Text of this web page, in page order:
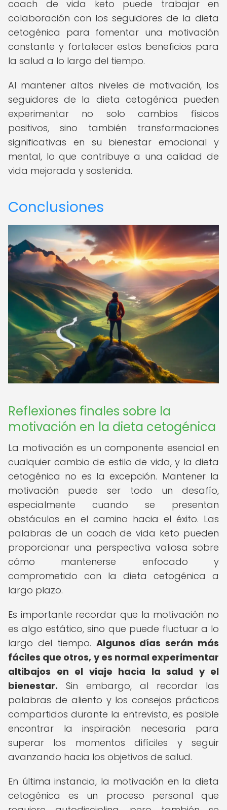
coach de vida keto puede trabajar en
colaboración con los seguidores de la dieta
cetogénica para fomentar una motivación
constante y fortalecer estos beneficios para
la salud a lo largo del tiempo.
Al mantener altos niveles de motivación, los
seguidores de la dieta cetogénica pueden
experimentar no solo cambios físicos
positivos, sino también transformaciones
significativas en su bienestar emocional y
mental, lo que contribuye a una calidad de
vida mejorada y sostenida.
Conclusiones
Reflexiones finales sobre la
motivación en la dieta cetogénica
La motivación es un componente esencial en
cualquier cambio de estilo de vida, y la dieta
cetogénica no es la excepción. Mantener la
motivación puede ser todo un desafío,
especialmente cuando se presentan
obstáculos en el camino hacia el éxito. Las
palabras de un coach de vida keto pueden
proporcionar una perspectiva valiosa sobre
cómo mantenerse enfocado y
comprometido con la dieta cetogénica a
largo plazo.
Es importante recordar que la motivación no
es algo estático, sino que puede fluctuar a lo
largo del tiempo. Algunos días serán más
fáciles que otros, y es normal experimentar
altibajos en el viaje hacia la salud y el
bienestar. Sin embargo, al recordar las
palabras de aliento y los consejos prácticos
compartidos durante la entrevista, es posible
encontrar la inspiración necesaria para
superar los momentos difíciles y seguir
avanzando hacia los objetivos de salud.
En última instancia, la motivación en la dieta
cetogénica es un proceso personal que